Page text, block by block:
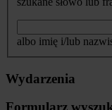
albo imię i/lub
Wydarzenia